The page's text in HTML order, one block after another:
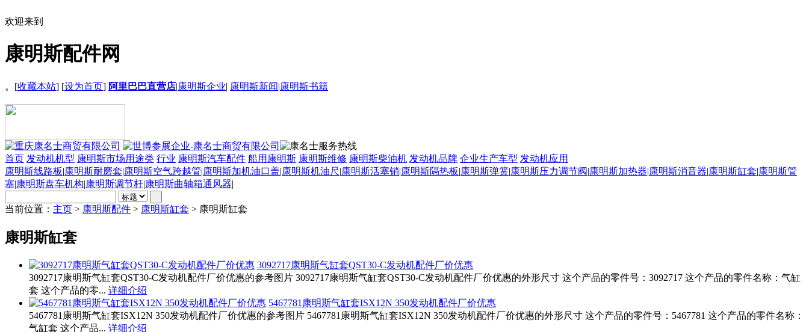
欢迎来到
康明斯配件网
。[收藏本站] [设为首页] 阿里巴巴直营店|康明斯企业| 康明斯新闻|康明斯书籍
首页 发动机机型 康明斯市场用途类 行业 康明斯汽车配件 船用康明斯 康明斯维修 康明斯柴油机 发动机品牌 企业生产车型 发动机应用
康明斯线路板|康明斯耐磨套|康明斯空气跨越管|康明斯加机油口盖|康明斯机油尺 |康明斯活塞销|康明斯隔热板|康明斯弹簧|康明斯压力调节阀|康明斯加热器|康明斯消音器|康明斯缸套|康明斯管
塞|康明斯盘车机构|康明斯调节杆|康明斯曲轴箱通风器|
当前位置： 主页 > 康明斯配件 > 康明斯缸套 > 康明斯缸套
康明斯缸套
3092717康明斯气缸套QST30-C发动机配件厂价优惠
3092717康明斯气缸套QST30-C发动机配件厂价优惠的参考图片 3092717康明斯气缸套QST30-C发动机配件厂价优惠的外形尺寸 这个产品的零件号：3092717 这个产品的零件名称：气缸
套 这个产品的零... 详细介绍
5467781康明斯气缸套ISX12N 350发动机配件厂价优惠
5467781康明斯气缸套ISX12N 350发动机配件厂价优惠的参考图片 5467781康明斯气缸套ISX12N 350发动机配件厂价优惠的外形尺寸 这个产品的零件号：5467781 这个产品的零件名称：
气缸套 这个产品... 详细介绍